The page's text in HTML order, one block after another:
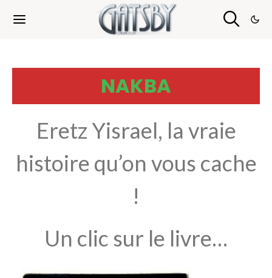
NAKBA
Eretz Yisrael, la vraie
histoire qu’on vous cache
!
Un clic sur le livre…
Cookies management panel